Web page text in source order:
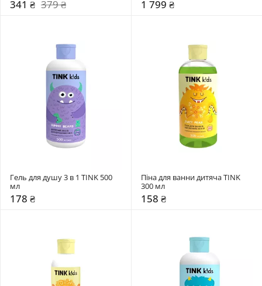
341 ₴ 379 ₴ 1 799 ₴
Гель для душу 3 в 1 TINK 500
мл
178 ₴
Піна для ванни дитяча TINK
300 мл
158 ₴